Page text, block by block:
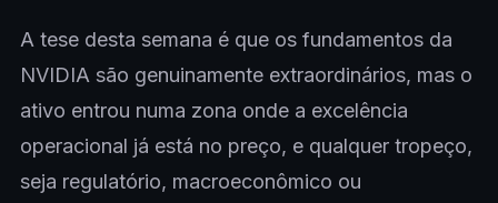
A tese desta semana é que os fundamentos da
NVIDIA são genuinamente extraordinários, mas o
ativo entrou numa zona onde a excelência
operacional já está no preço, e qualquer tropeço,
seja regulatório, macroeconômico ou